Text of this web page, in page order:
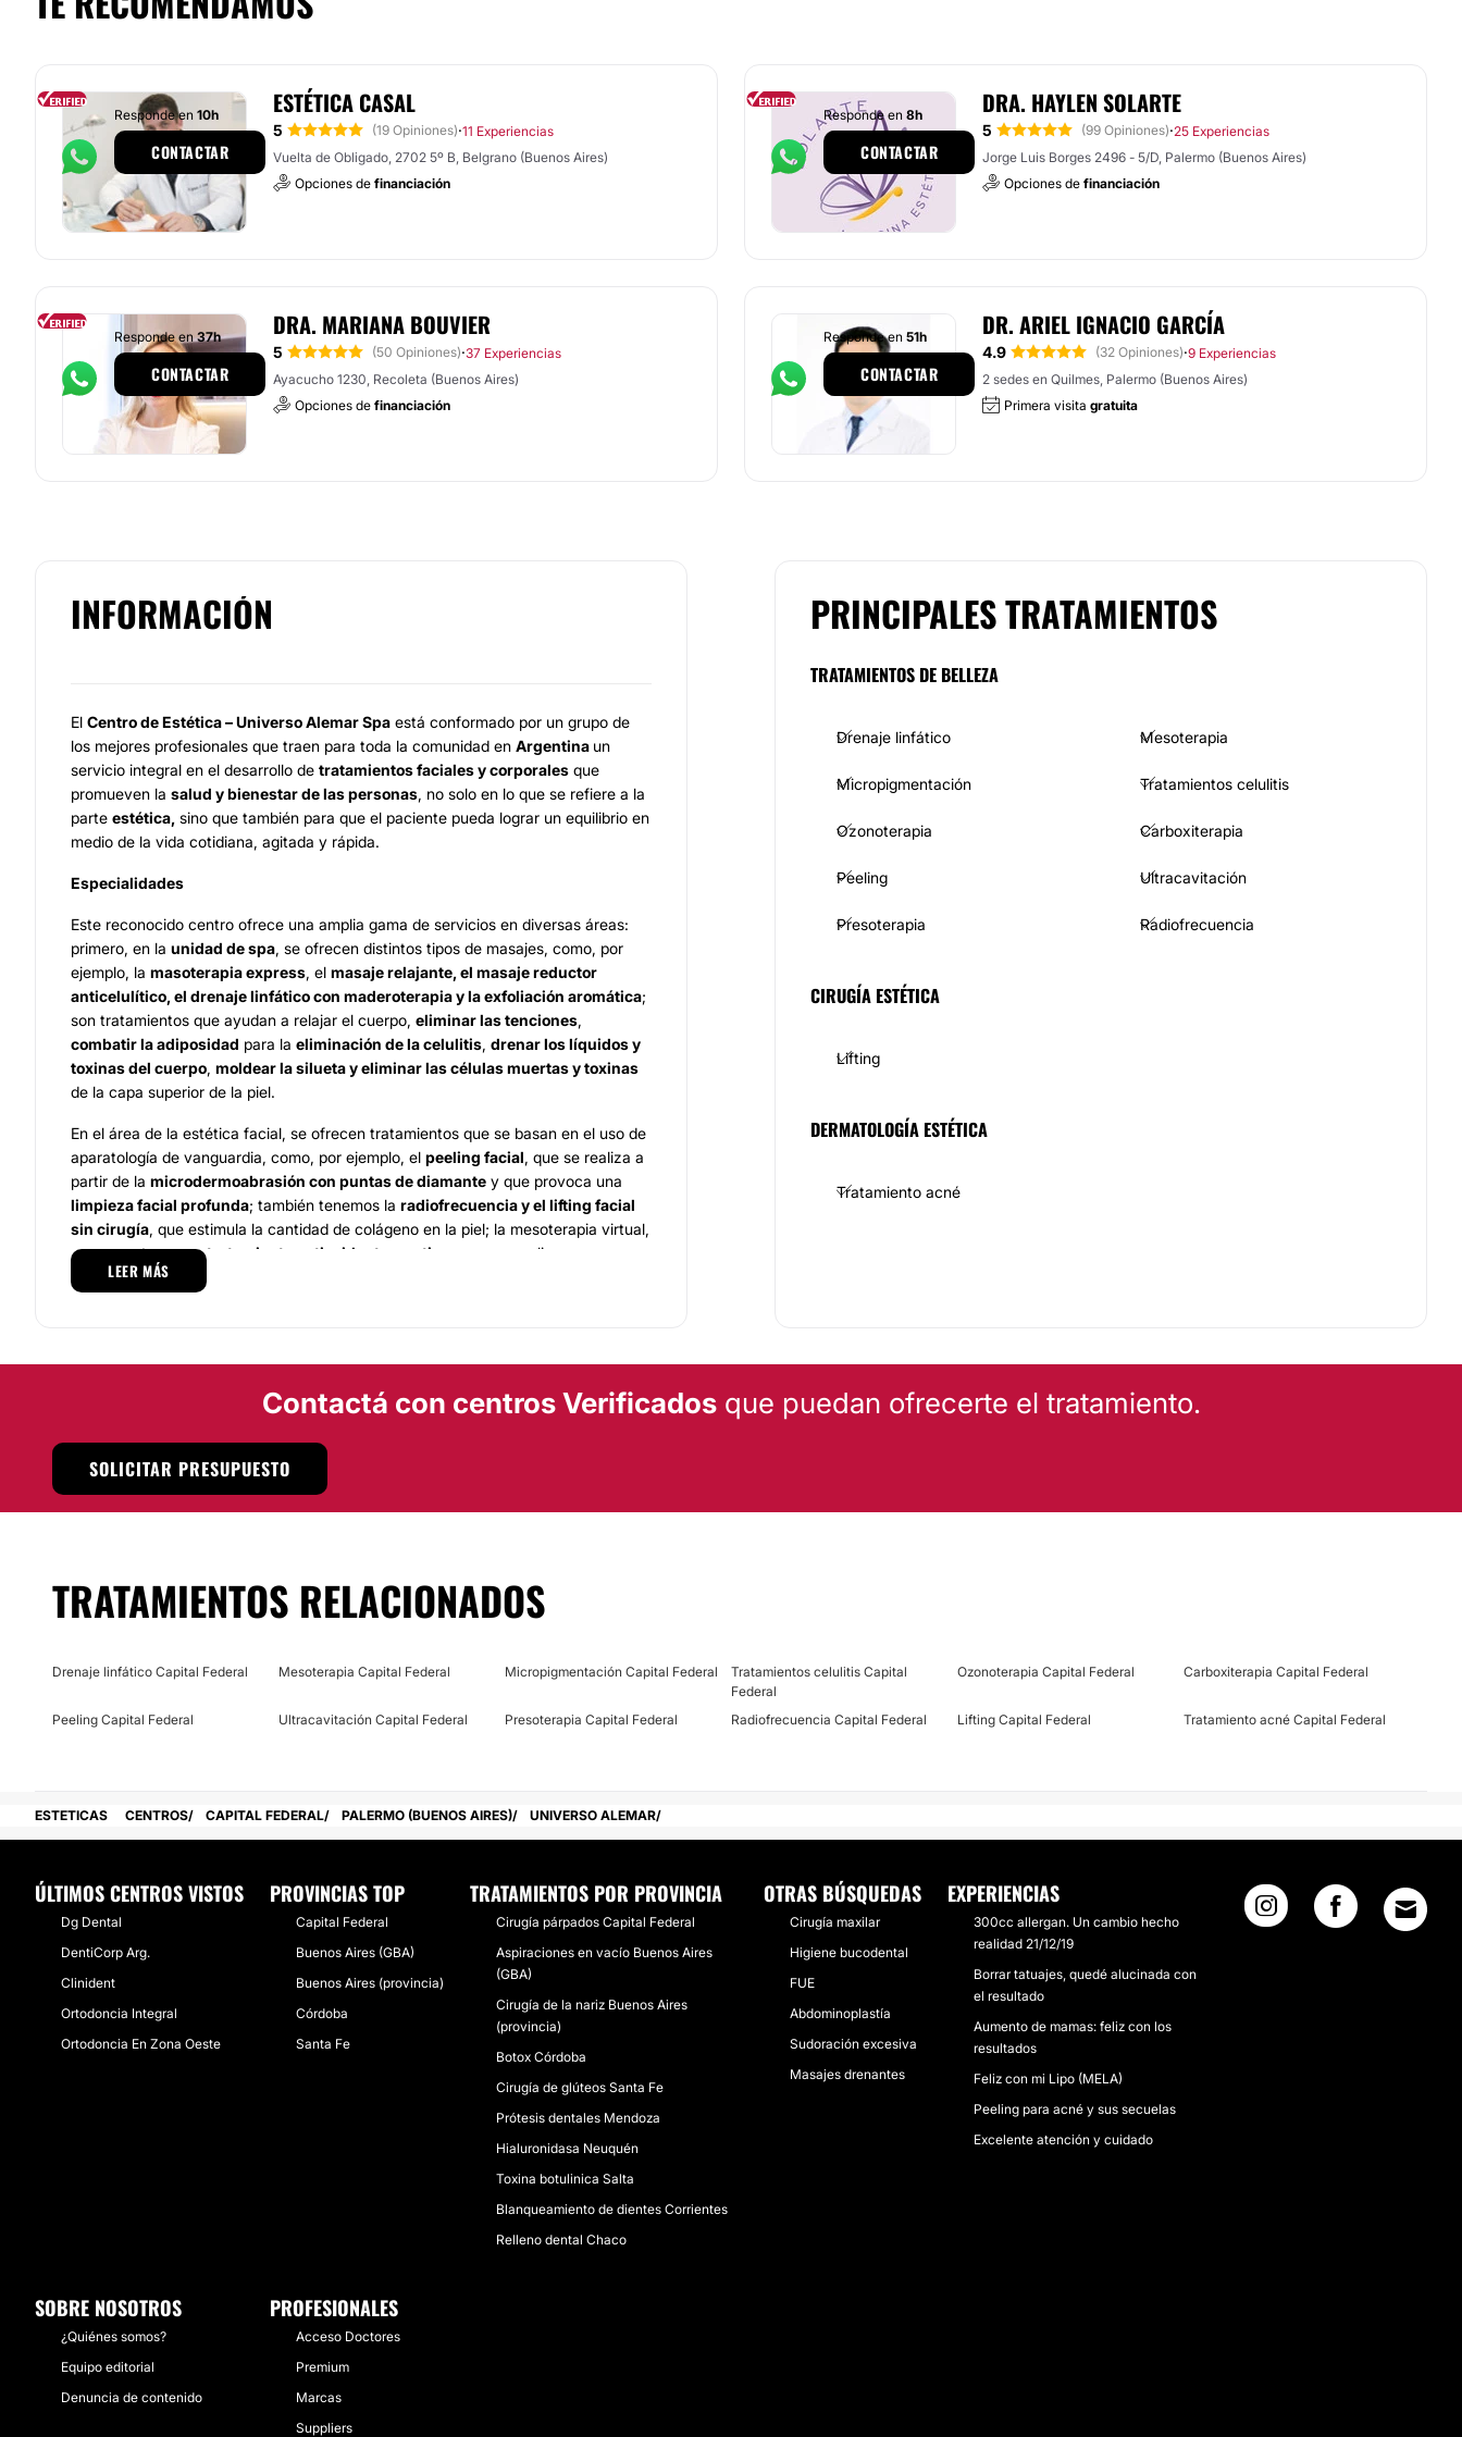
ESTÉTICA CASAL
5 (19 Opiniones)·11 Experiencias
Vuelta de Obligado, 2702 5º B, Belgrano (Buenos Aires)
Opciones de financiación
Responde en 10h
CONTACTAR
DRA. HAYLEN SOLARTE
5 (99 Opiniones)·25 Experiencias
Jorge Luis Borges 2496 - 5/D, Palermo (Buenos Aires)
Opciones de financiación
Responde en 8h
CONTACTAR
DRA. MARIANA BOUVIER
5 (50 Opiniones)·37 Experiencias
Ayacucho 1230, Recoleta (Buenos Aires)
Opciones de financiación
Responde en37h
CONTACTAR
DR. ARIEL IGNACIO GARCÍA
4.9 (32 Opiniones)·9 Experiencias
2 sedes en Quilmes, Palermo (Buenos Aires)
Primera visita gratuita
Responde en 51h
CONTACTAR
INFORMACIÓN
El Centro de Estética – Universo Alemar Spa está conformado por un grupo de
los mejores profesionales que traen para toda la comunidad en Argentina un
servicio integral en el desarrollo de tratamientos faciales y corporales que
promueven la salud y bienestar de las personas, no solo en lo que se refiere a la
parte estética, sino que también para que el paciente pueda lograr un equilibrio en
medio de la vida cotidiana, agitada y rápida.
Especialidades
Este reconocido centro ofrece una amplia gama de servicios en diversas áreas:
primero, en la unidad de spa, se ofrecen distintos tipos de masajes, como, por
ejemplo, la masoterapia express, el masaje relajante, el masaje reductor
anticelulítico, el drenaje linfático con maderoterapia y la exfoliación aromática;
son tratamientos que ayudan a relajar el cuerpo, eliminar las tenciones,
combatir la adiposidad para la eliminación de la celulitis, drenar los líquidos y
toxinas del cuerpo, moldear la silueta y eliminar las células muertas y toxinas
de la capa superior de la piel.
En el área de la estética facial, se ofrecen tratamientos que se basan en el uso de
aparatología de vanguardia, como, por ejemplo, el peeling facial, que se realiza a
partir de la microdermoabrasión con puntas de diamante y que provoca una
limpieza facial profunda; también tenemos la radiofrecuencia y el lifting facial
sin cirugía, que estimula la cantidad de colágeno en la piel; la mesoterapia virtual,
por su parte, es untratamiento antioxidante y antiage
que se realiza con una
limpieza facial
los mejores profesionales y especialistas egresados
, sino que en también en el
emocionalde las personas.
instalaciones que se encuentran ubicadas en la Calle Carlos Pellegrini 877, en la
ciudad deBuenos Aires.
Financiación o facilidades de pago:
LEER MÁS
PRINCIPALES TRATAMIENTOS
TRATAMIENTOS DE BELLEZA
Drenaje linfático Mesoterapia
Micropigmentación Tratamientos celulitis
Ozonoterapia Carboxiterapia
Peeling Ultracavitación
Presoterapia Radiofrecuencia
CIRUGÍA ESTÉTICA
Lifting
DERMATOLOGÍA ESTÉTICA
Tratamiento acné
Contactá con centros Verificadosque puedan ofrecerte el tratamiento.
SOLICITAR PRESUPUESTO
TRATAMIENTOS RELACIONADOS
Drenaje linfático Capital Federal Mesoterapia Capital Federal Micropigmentación Capital Federal
Tratamientos celulitis Capital
Federal
Ozonoterapia Capital Federal Carboxiterapia Capital Federal
Peeling Capital Federal Ultracavitación Capital Federal Presoterapia Capital Federal Radiofrecuencia Capital Federal Lifting Capital Federal Tratamiento acné Capital Federal
ESTETICAS CENTROS CAPITAL FEDERAL PALERMO (BUENOS AIRES) UNIVERSO ALEMAR
ÚLTIMOS CENTROS VISTOS
Dg Dental
DentiCorp Arg.
Clinident
Ortodoncia Integral
Ortodoncia En Zona Oeste
PROVINCIAS TOP
Capital Federal
Buenos Aires (GBA)
Buenos Aires (provincia)
Córdoba
Santa Fe
TRATAMIENTOS POR PROVINCIA
Cirugía párpados Capital Federal
Aspiraciones en vacío Buenos Aires
(GBA)
Cirugía de la nariz Buenos Aires
(provincia)
Botox Córdoba
Cirugía de glúteos Santa Fe
Prótesis dentales Mendoza
Hialuronidasa Neuquén
Toxina botulinica Salta
Blanqueamiento de dientes Corrientes
Relleno dental Chaco
OTRAS BÚSQUEDAS
Cirugía maxilar
Higiene bucodental
FUE
Abdominoplastía
Sudoración excesiva
Masajes drenantes
EXPERIENCIAS
300cc allergan. Un cambio hecho
realidad 21/12/19
Borrar tatuajes, quedé alucinada con
el resultado
Aumento de mamas: feliz con los
resultados
Feliz con mi Lipo (MELA)
Peeling para acné y sus secuelas
Excelente atención y cuidado
SOBRE NOSOTROS
¿Quiénes somos?
Equipo editorial
Denuncia de contenido
PROFESIONALES
Acceso Doctores
Premium
Marcas
Suppliers